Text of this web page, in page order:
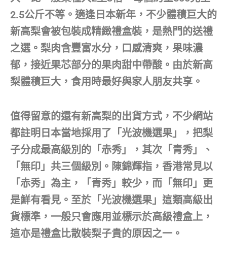
2.5公斤不等。適逢日本新年，不少體積巨大的
新高梨會被包裝成精緻禮盒裝，是熱門的送禮
之選。梨肉含豐富水分，口感清爽，果味濃
郁，接近果芯部分的果肉甜中帶酸。由於新高
梨體積巨大，食用時最好與家人朋友共享。
值得留意的還有新高梨的出貨方式，不少網站
都註明日本當地採用了「光波機選果」，把梨
子分成最高級別的「赤秀」，其次「青秀」、
「無印」共三個級別。陳錦輝指，香港常見以
「赤秀」為主，「青秀」較少，而「無印」更
是鮮有看見。至於「光波機選果」這類高級出
貨標準，一般只會應用並標示於高級禮盒上，
這亦是禮盒比散裝梨子貴的原因之一。